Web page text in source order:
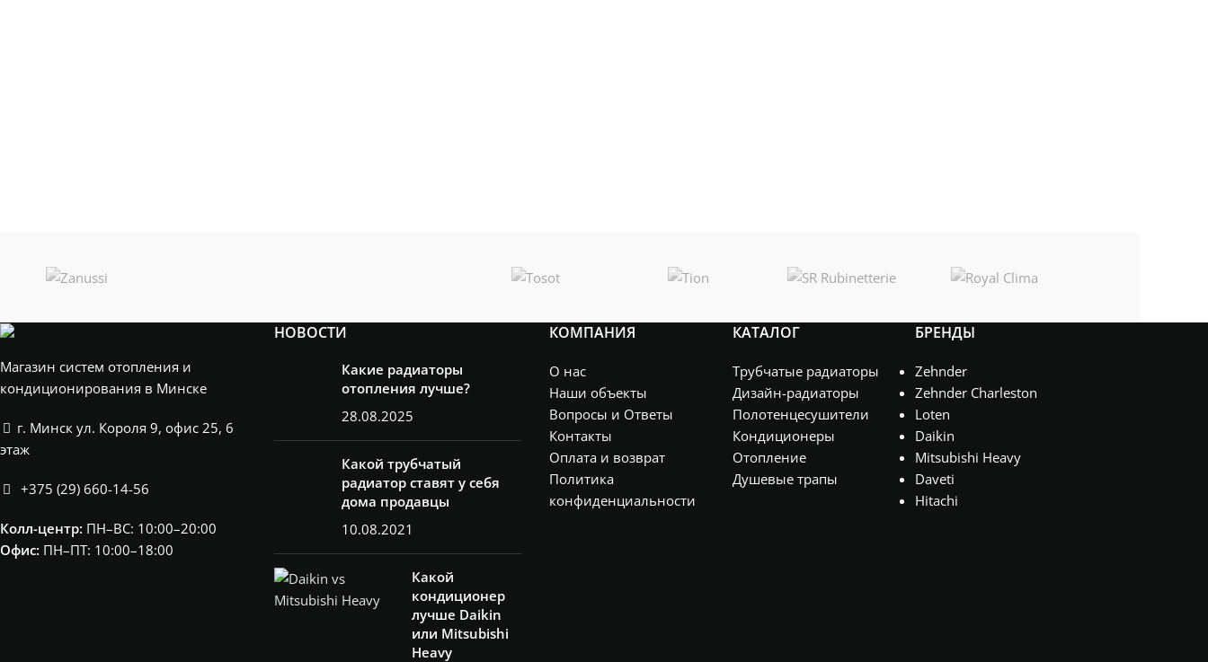
Магазин систем отопления и
кондиционирования в Минске
г. Минск ул. Короля 9, офис 25, 6
этаж
+375 (29) 660-14-56
Колл-центр: ПН–ВС: 10:00–20:00​
Офис: ПН–ПТ: 10:00–18:00
НОВОСТИ
Какие радиаторы
отопления лучше?
28.08.2025
Какой трубчатый
радиатор ставят у себя
дома продавцы
10.08.2021
Какой
кондиционер
лучше Daikin
или Mitsubishi
Heavy
КОМПАНИЯ
О нас
Наши объекты
Вопросы и Ответы
Контакты
Оплата и возврат
Политика
конфиденциальности
КАТАЛОГ
Трубчатые радиаторы
Дизайн-радиаторы
Полотенцесушители
Кондиционеры
Отопление
Душевые трапы
БРЕНДЫ
Zehnder
Zehnder Charleston
Loten
Daikin
Mitsubishi Heavy
Daveti
Hitachi